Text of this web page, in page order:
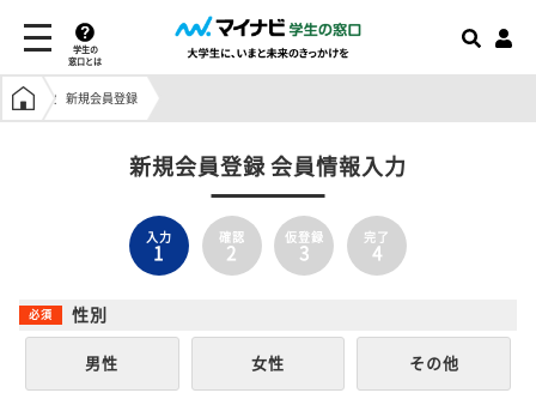
学生の
窓口とは
学生の窓口トップ
新規会員登録
新規会員登録 会員情報入力
入力
1
確認
2
仮登録
3
完了
4
性別
男性 女性 その他